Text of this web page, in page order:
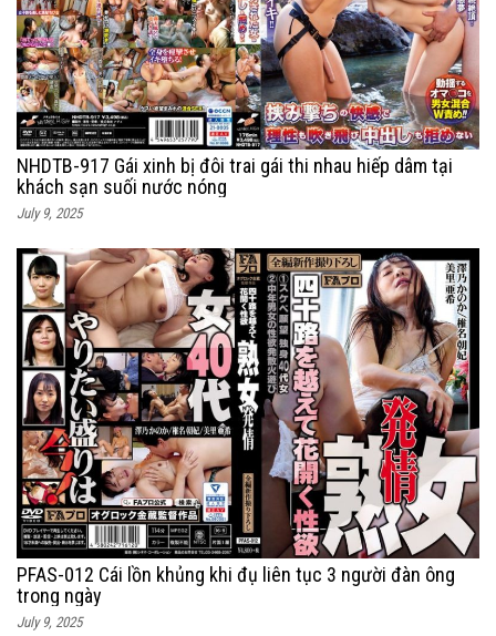
NHDTB-917 Gái xinh bị đôi trai gái thi nhau hiếp dâm tại
khách sạn suối nước nóng
July 9, 2025
PFAS-012 Cái lồn khủng khi đụ liên tục 3 người đàn ông
trong ngày
July 9, 2025